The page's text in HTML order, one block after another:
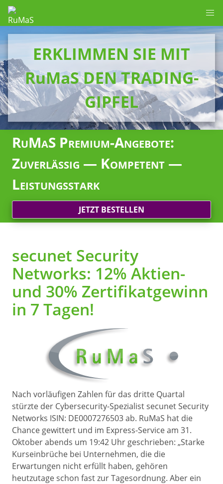
ERKLIMMEN SIE MIT
RuMaS DEN TRADING-
GIPFEL
RuMaS Premium-Angebote:
Zuverlässig — Kompetent —
Leistungsstark
JETZT BESTELLEN
secunet Security
Networks: 12% Aktien-
und 30% Zertifikatgewinn
in 7 Tagen!
Nach vorläufigen Zahlen für das dritte Quartal
stürzte der Cybersecurity-Spezialist secunet Security
Networks ISIN: DE0007276503 ab. RuMaS hat die
Chance gewittert und im Express-Service am 31.
Oktober abends um 19:42 Uhr geschrieben: „Starke
Kurseinbrüche bei Unternehmen, die die
Erwartungen nicht erfüllt haben, gehören
heutzutage schon fast zur Tagesordnung. Aber ein